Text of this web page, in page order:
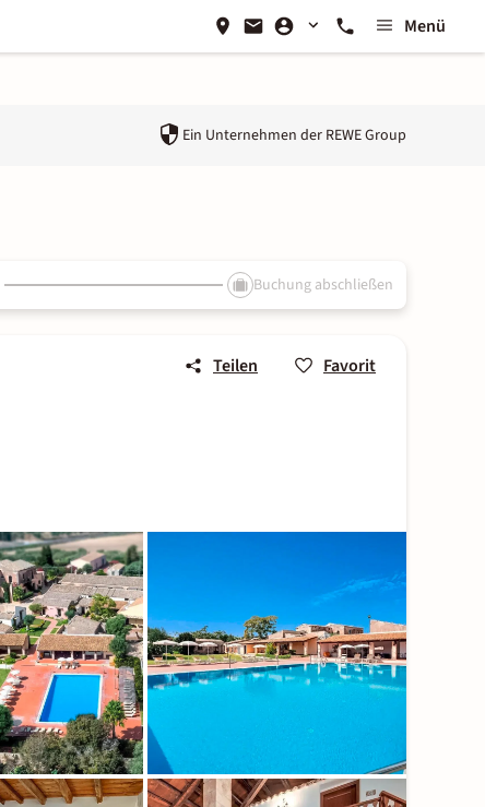
Menü
Ein Unternehmen der REWE Group
Buchung abschließen
Teilen Favorit